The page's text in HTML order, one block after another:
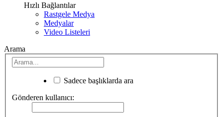
Hızlı Bağlantılar
Rastgele Medya
Medyalar
Video Listeleri
Arama
Sadece başlıklarda ara
Gönderen kullanıcı: